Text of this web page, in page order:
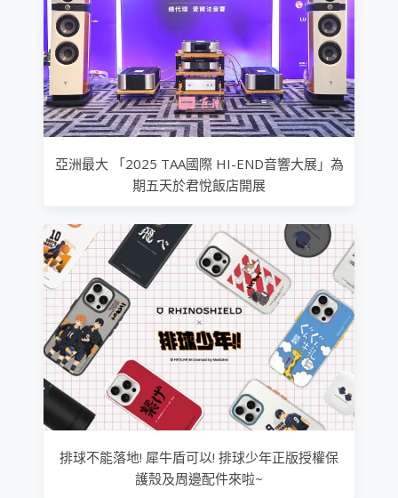
亞洲最大 「2025 TAA國際 HI-END音響大展」為
期五天於君悅飯店開展
排球不能落地! 犀牛盾可以! 排球少年正版授權保
護殼及周邊配件來啦~